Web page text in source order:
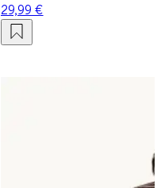
29,99 €